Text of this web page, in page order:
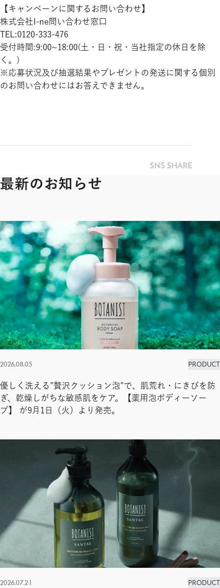
【キャンペーンに関するお問い合わせ】
株式会社I-ne問い合わせ窓口
TEL:0120-333-476
受付時間:9:00~18:00(土・日・祝・当社指定の休日を除
く。)
※応募状況及び抽選結果やプレゼントの発送に関する個別
のお問い合わせにはお答えできません。
SNS SHARE
最新のお知らせ
2026.08.05 PRODUCT
優しく洗える”贅沢クッション泡”で、肌荒れ・にきびを防
ぎ、乾燥しがちな敏感肌をケア。【薬用泡ボディーソー
プ】 が9月1日（火）より発売。
2026.07.21 PRODUCT